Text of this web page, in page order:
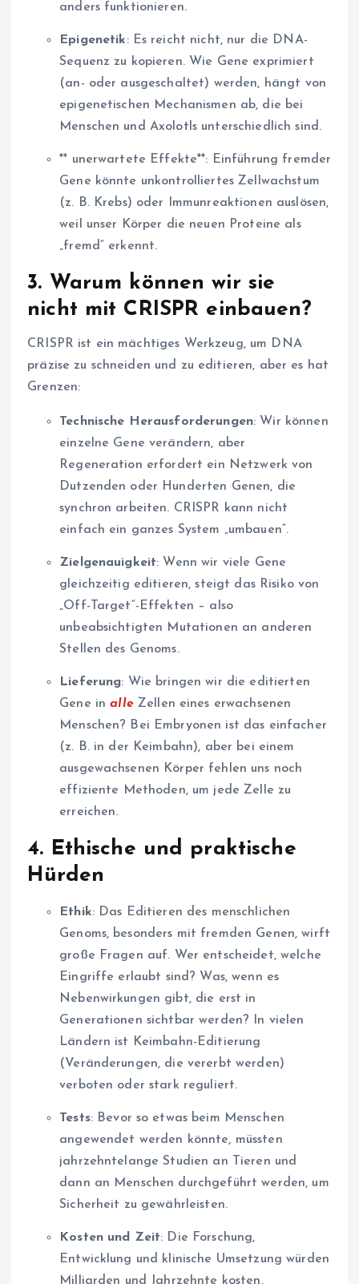
anders funktionieren.
Epigenetik: Es reicht nicht, nur die DNA-
Sequenz zu kopieren. Wie Gene exprimiert
(an- oder ausgeschaltet) werden, hängt von
epigenetischen Mechanismen ab, die bei
Menschen und Axolotls unterschiedlich sind.
** unerwartete Effekte**: Einführung fremder
Gene könnte unkontrolliertes Zellwachstum
(z. B. Krebs) oder Immunreaktionen auslösen,
weil unser Körper die neuen Proteine als
„fremd“ erkennt.
3. Warum können wir sie
nicht mit CRISPR einbauen?
CRISPR ist ein mächtiges Werkzeug, um DNA
präzise zu schneiden und zu editieren, aber es hat
Grenzen:
Technische Herausforderungen: Wir können
einzelne Gene verändern, aber
Regeneration erfordert ein Netzwerk von
Dutzenden oder Hunderten Genen, die
synchron arbeiten. CRISPR kann nicht
einfach ein ganzes System „umbauen“.
Zielgenauigkeit: Wenn wir viele Gene
gleichzeitig editieren, steigt das Risiko von
„Off-Target“-Effekten – also
unbeabsichtigten Mutationen an anderen
Stellen des Genoms.
Lieferung: Wie bringen wir die editierten
Gene inalleZellen eines erwachsenen
Menschen? Bei Embryonen ist das einfacher
(z. B. in der Keimbahn), aber bei einem
ausgewachsenen Körper fehlen uns noch
effiziente Methoden, um jede Zelle zu
erreichen.
4. Ethische und praktische
Hürden
Ethik: Das Editieren des menschlichen
Genoms, besonders mit fremden Genen, wirft
große Fragen auf. Wer entscheidet, welche
Eingriffe erlaubt sind? Was, wenn es
Nebenwirkungen gibt, die erst in
Generationen sichtbar werden? In vielen
Ländern ist Keimbahn-Editierung
(Veränderungen, die vererbt werden)
verboten oder stark reguliert.
Tests: Bevor so etwas beim Menschen
angewendet werden könnte, müssten
jahrzehntelange Studien an Tieren und
dann an Menschen durchgeführt werden, um
Sicherheit zu gewährleisten.
Kosten und Zeit: Die Forschung,
Entwicklung und klinische Umsetzung würden
Milliarden und Jahrzehnte kosten.